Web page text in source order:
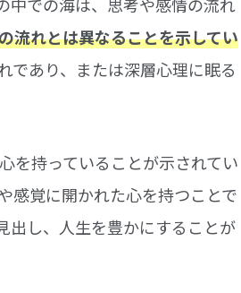
流れとは異なることを示してい
であり、または深層心理に眠る
を持っていることが示されてい
感覚に開かれた心を持つことで
出し、人生を豊かにすることが